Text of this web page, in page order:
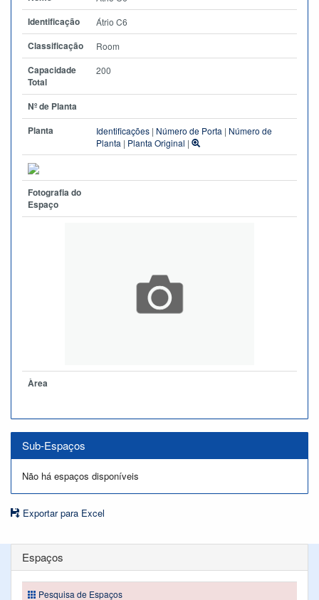
Identificação Átrio C6
Classificação Room
Capacidade
Total
200
Nº de Planta
Planta
Identificações | Número de Porta | Número de
Planta | Planta Original |
Fotografia do
Espaço
Àrea
Sub-Espaços
Não há espaços disponíveis
Exportar para Excel
Espaços
Pesquisa de Espaços